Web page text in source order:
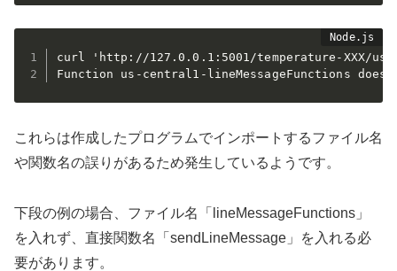
curl 'http://127.0.0.1:5001/temperature-XXX/us-
Function us-central1-lineMessageFunctions
これらは作成したプログラムでインポートするファイル名
や関数名の誤りがあるため発生しているようです。
下段の例の場合、ファイル名「 lineMessageFunctions 」
を入れず、直接関数名「 sendLineMessage 」を入れる必
要があります。